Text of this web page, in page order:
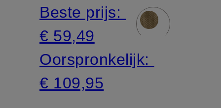
laptopvak
Beste prijs:
€ 59,49
Oorspronkelijk:
€ 109,95